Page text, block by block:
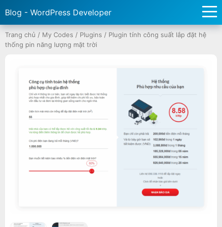
Blog - WordPress Developer
Trang chủ / My Codes / Plugins / Plugin tính công suất lắp đặt hệ
thống pin năng lượng mặt trời